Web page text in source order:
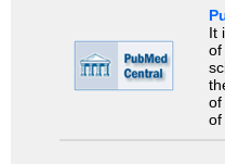
It
of
of
of